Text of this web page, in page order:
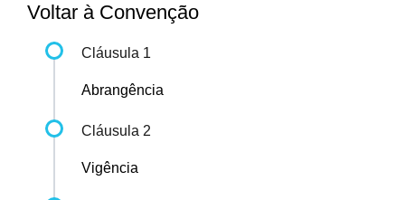
Voltar à Convenção
Cláusula 1
Abrangência
Cláusula 2
Vigência